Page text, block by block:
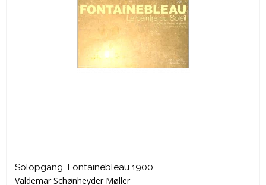
Solopgang. Fontainebleau 1900
Valdemar Schønheyder Møller